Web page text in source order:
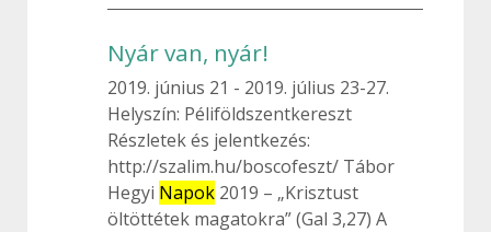
Nyár van, nyár!
2019. június 21
2019. július 23-27.
Helyszín: Péliföldszentkereszt
Részletek és jelentkezés:
http://szalim.hu/boscofeszt/ Tábor
Hegyi Napok 2019 – „Krisztust
öltöttétek magatokra” (Gal 3,27) A